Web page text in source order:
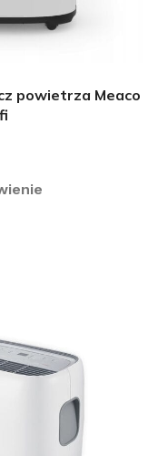
powietrza Meaco